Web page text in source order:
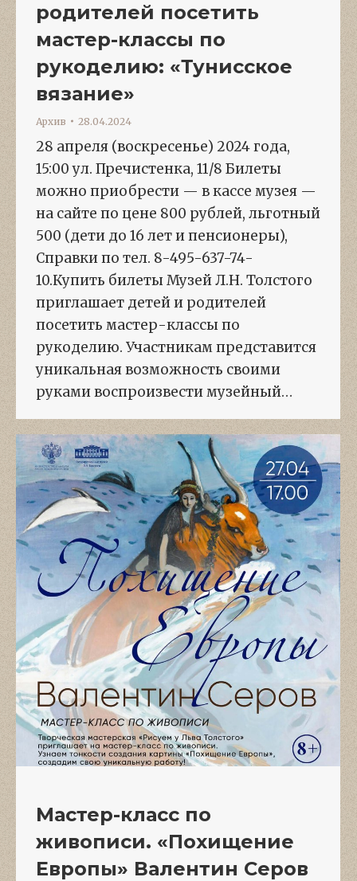
родителей посетить
мастер-классы по
рукоделию: «Тунисское
вязание»
Архив 28.04.2024
28 апреля (воскресенье) 2024 года,
15:00 ул. Пречистенка, 11/8 Билеты
можно приобрести — в кассе музея —
на сайте по цене 800 рублей, льготный
500 (дети до 16 лет и пенсионеры),
Справки по тел. 8-495-637-74-
10.Купить билеты Музей Л.Н. Толстого
приглашает детей и родителей
посетить мастер-классы по
рукоделию. Участникам представится
уникальная возможность своими
руками воспроизвести музейный…
Мастер-класс по
живописи. «Похищение
Европы» Валентин Серов